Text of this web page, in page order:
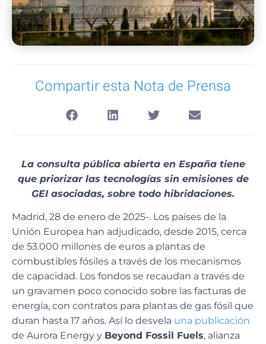
Compartir esta Nota de Prensa
La consulta pública abierta en España tiene
que priorizar las tecnologías sin emisiones de
GEI asociadas, sobre todo hibridaciones.
Madrid, 28 de enero de 2025-. Los países de la
Unión Europea han adjudicado, desde 2015, cerca
de 53.000 millones de euros a plantas de
combustibles fósiles a través de los mecanismos
de capacidad. Los fondos se recaudan a través de
un gravamen poco conocido sobre las facturas de
energía, con contratos para plantas de gas fósil que
duran hasta 17 años. Así lo desvela una publicación
de Aurora Energy y Beyond Fossil Fuels, alianza